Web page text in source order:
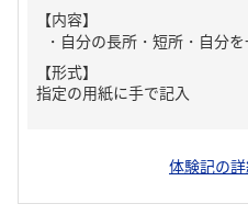
【内容】
・自分の長所・短所・自分
【形式】
指定の用紙に手で記入
体験記の